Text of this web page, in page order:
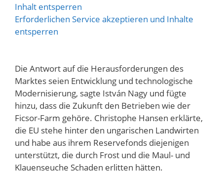
Inhalt entsperren
Erforderlichen Service akzeptieren und Inhalte
entsperren
Die Antwort auf die Herausforderungen des
Marktes seien Entwicklung und technologische
Modernisierung, sagte István Nagy und fügte
hinzu, dass die Zukunft den Betrieben wie der
Ficsor-Farm gehöre. Christophe Hansen erklärte,
die EU stehe hinter den ungarischen Landwirten
und habe aus ihrem Reservefonds diejenigen
unterstützt, die durch Frost und die Maul- und
Klauenseuche Schaden erlitten hätten.